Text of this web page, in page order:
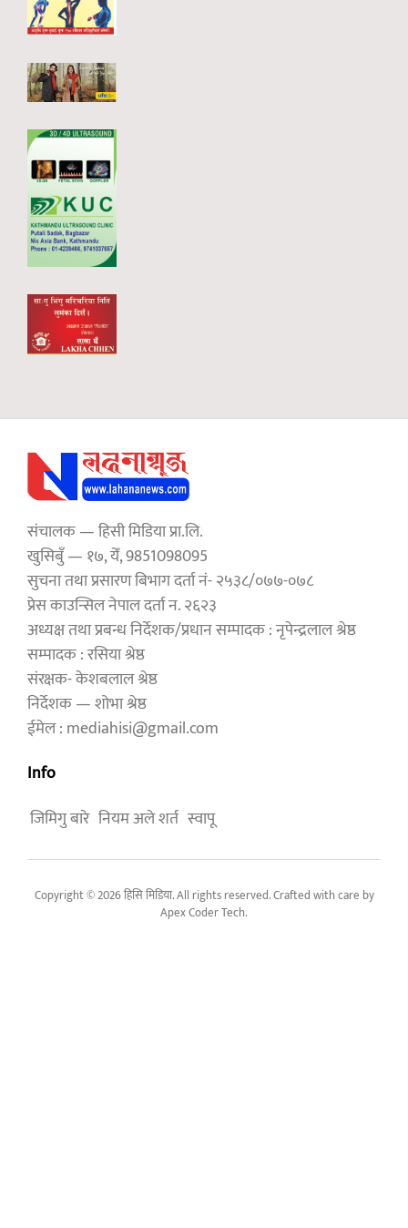
संचालक — हिसी मिडिया प्रा.लि.
खुसिबुँ — १७, येँ, 9851098095
सुचना तथा प्रसारण बिभाग दर्ता नं- २५३८/०७७-०७८
प्रेस काउन्सिल नेपाल दर्ता न. २६२३
अध्यक्ष तथा प्रबन्ध निर्देशक/प्रधान सम्पादक : नृपेन्द्रलाल श्रेष्ठ
सम्पादक : रसिया श्रेष्ठ
संरक्षक- केशबलाल श्रेष्ठ
निर्देशक — शोभा श्रेष्ठ
ईमेल : mediahisi@gmail.com
Info
जिमिगु बारे नियम अले शर्त स्वापू
Copyright © 2026 हिसि मिडिया. All rights reserved. Crafted with care by
Apex Coder Tech.